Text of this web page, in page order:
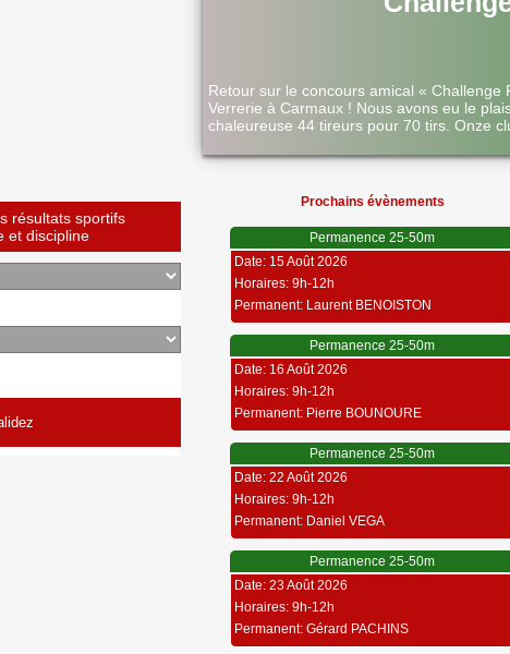
Retour sur le concours amical «
Verrerie à Carmaux ! Nous avons eu le
chaleureuse 44 tireurs pour 70 tirs. Onze
résultats sportifs
et discipline
Prochains évènements
Permanence 25-50m
Date: 15 Août 2026
Horaires: 9h-12h
Permanent: Laurent BENOISTON
Permanence 25-50m
Date: 16 Août 2026
Horaires: 9h-12h
Permanent: Pierre BOUNOURE
Permanence 25-50m
Date: 22 Août 2026
Horaires: 9h-12h
Permanent: Daniel VEGA
Permanence 25-50m
Date: 23 Août 2026
Horaires: 9h-12h
Permanent: Gérard PACHINS